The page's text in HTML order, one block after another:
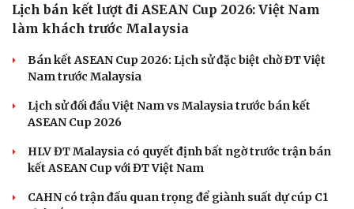
Lịch bán kết lượt đi ASEAN Cup 2026: Việt Nam
làm khách trước Malaysia
Bán kết ASEAN Cup 2026: Lịch sử đặc biệt chờ ĐT Việt
Nam trước Malaysia
Lịch sử đối đầu Việt Nam vs Malaysia trước bán kết
ASEAN Cup 2026
HLV ĐT Malaysia có quyết định bất ngờ trước trận bán
kết ASEAN Cup với ĐT Việt Nam
CAHN có trận đấu quan trọng để giành suất dự cúp C1